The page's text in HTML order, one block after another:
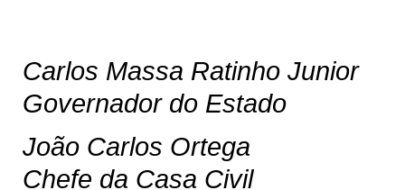
Carlos Massa Ratinho Junior
Governador do Estado
João Carlos Ortega
Chefe da Casa Civil